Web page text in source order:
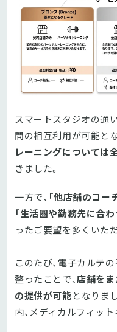
スマートスタジオの通
間の相互利用が可能と
レーニングについては
きました。
一方で、 「他店舗のコー
「生活圏や勤務先に合
ったご要望を多くいた
このたび、電子カルテ
整ったことで、店舗を
の提供が可能となりま
内、メディカルフィッ